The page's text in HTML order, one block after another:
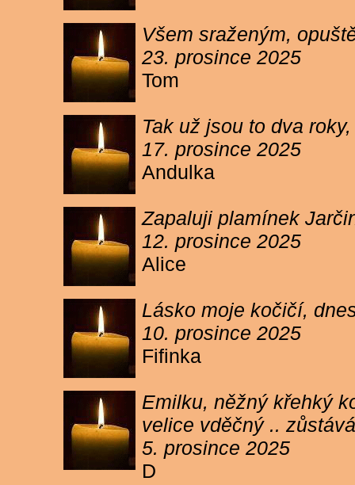
Všem sraženým,
23. prosince 2025
Tom
Tak už jsou to dva
17. prosince 2025
Andulka
Zapaluji plamínek
12. prosince 2025
Alice
Lásko moje kočičí,
10. prosince 2025
Fifinka
Emilku, něžný křehký
velice vděčný ..
5. prosince 2025
D